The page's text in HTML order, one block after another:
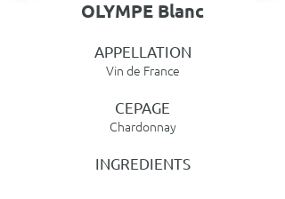
OLYMPE Blanc
APPELLATION
Vin de France
CEPAGE
Chardonnay
INGREDIENTS